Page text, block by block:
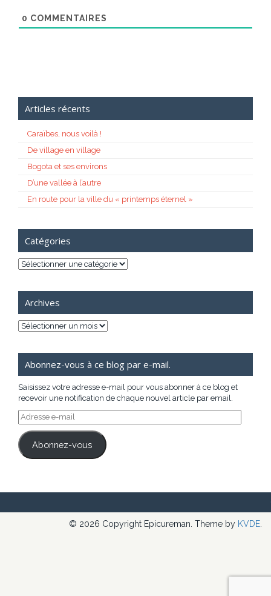
0 COMMENTAIRES
Articles récents
Caraïbes, nous voilà !
De village en village
Bogota et ses environs
D’une vallée à l’autre
En route pour la ville du « printemps éternel »
Catégories
Catégories
Archives
Archives
Abonnez-vous à ce blog par e-mail.
Saisissez votre adresse e-mail pour vous abonner à ce blog et
recevoir une notification de chaque nouvel article par email.
Adresse
e-
mail
Abonnez-vous
© 2026 Copyright Epicureman. Theme by KVDE.